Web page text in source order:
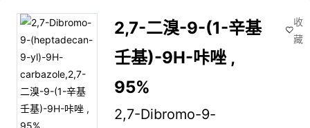
2,7-二溴-9-(1-辛基
壬基)-9H-咔唑 ,
95%
2,7-Dibromo-9-
收
藏